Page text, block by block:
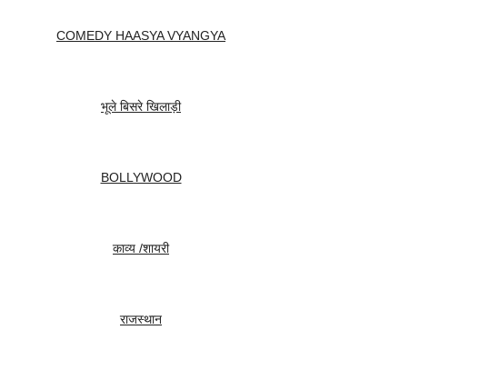
COMEDY HAASYA VYANGYA
भूले बिसरे खिलाड़ी
BOLLYWOOD
काव्य /शायरी
राजस्थान